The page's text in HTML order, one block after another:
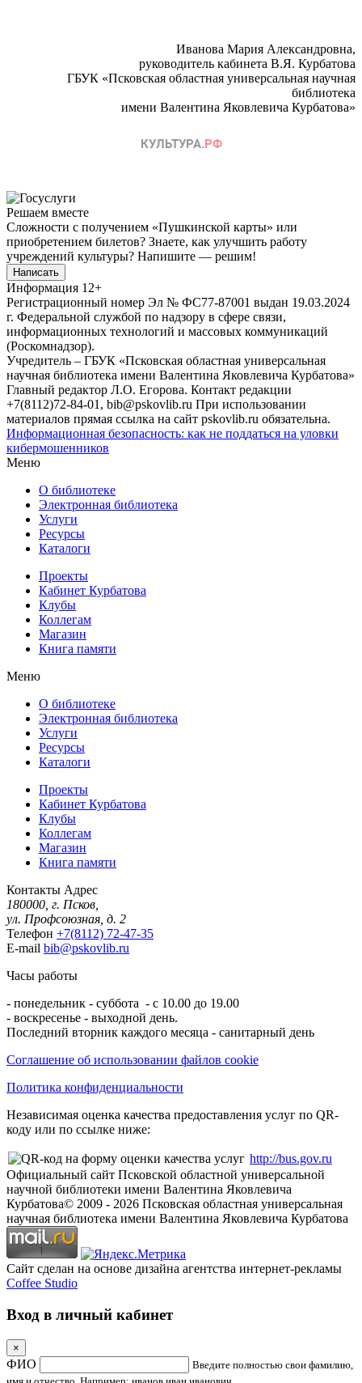
Иванова Мария Александровна,
руководитель кабинета В.Я. Курбатова
ГБУК «Псковская областная универсальная научная
библиотека
имени Валентина Яковлевича Курбатова»
Решаем вместе
Сложности с получением «Пушкинской карты» или
приобретением билетов? Знаете, как улучшить работу
учреждений культуры? Напишите — решим!
Написать
Информация 12+
Регистрационный номер Эл № ФС77-87001 выдан 19.03.2024
г. Федеральной службой по надзору в сфере связи,
информационных технологий и массовых коммуникаций
(Роскомнадзор).
Учредитель – ГБУК «Псковская областная универсальная
научная библиотека имени Валентина Яковлевича Курбатова»
Главный редактор Л.О. Егорова. Контакт редакции
+7(8112)72-84-01, bib@pskovlib.ru При использовании
материалов прямая ссылка на сайт pskovlib.ru обязательна.
Информационная безопасность: как не поддаться на уловки
кибермошенников
Меню
О библиотеке
Электронная библиотека
Услуги
Ресурсы
Каталоги
Проекты
Кабинет Курбатова
Клубы
Коллегам
Магазин
Книга памяти
Меню
О библиотеке
Электронная библиотека
Услуги
Ресурсы
Каталоги
Проекты
Кабинет Курбатова
Клубы
Коллегам
Магазин
Книга памяти
Контакты Адрес
180000, г. Псков,
ул. Профсоюзная, д. 2
Телефон +7(8112) 72-47-35
E-mail bib@pskovlib.ru
Часы работы
- понедельник - суббота - с 10.00 до 19.00
- воскресенье - выходной день.
Последний вторник каждого месяца - санитарный день
Соглашение об использовании файлов cookie
Политика конфиденциальности
Независимая оценка качества предоставления услуг по QR-
коду или по ссылке ниже:
http://bus.gov.ru
Официальный сайт Псковской областной универсальной
научной библиотеки имени Валентина Яковлевича
Курбатова© 2009 - 2026 Псковская областная универсальная
научная библиотека имени Валентина Яковлевича Курбатова
Сайт сделан на основе дизайна агентства интернет-рекламы
Coffee Studio
Вход в личный кабинет
×
ФИО
Введите полностью свои фамилию,